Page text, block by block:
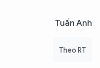
Tuấn Anh
Theo RT